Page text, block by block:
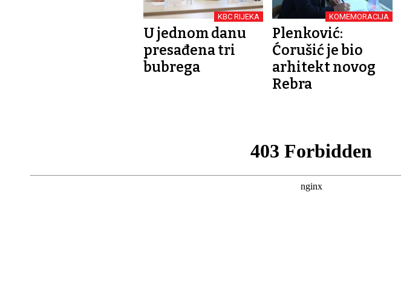
KBC RIJEKA
U jednom danu
presađena tri
bubrega
KOMEMORACIJA
Plenković:
Ćorušić je bio
arhitekt novog
Rebra